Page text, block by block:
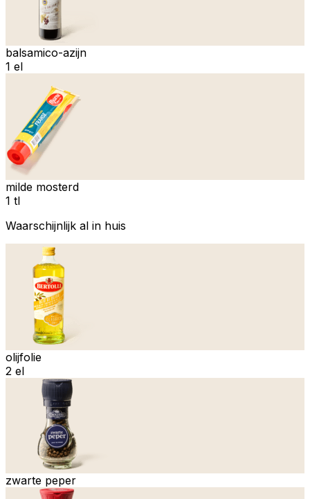
balsamico-azijn
1 el
milde mosterd
1 tl
Waarschijnlijk al in huis
olijfolie
2 el
zwarte peper